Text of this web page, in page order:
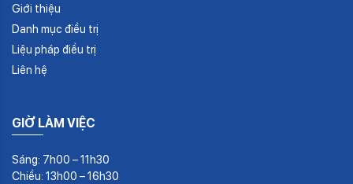
Giới thiệu
Danh mục điều trị
Liệu pháp điều trị
Liên hệ
GIỜ LÀM VIỆC
Sáng: 7h00 – 11h30
Chiều: 13h00 – 16h30